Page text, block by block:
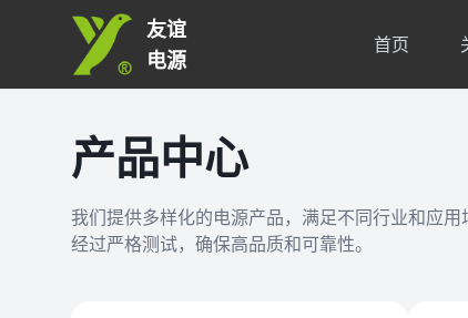
友谊
电源
首页
产品中心
我们提供多样化的电源产品，满足不同行业和应
经过严格测试，确保高品质和可靠性。